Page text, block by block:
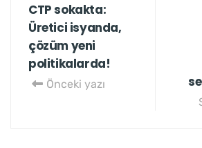
CTP sokakta:
Üretici isyanda,
çözüm yeni
politikalarda!
Önceki yazı